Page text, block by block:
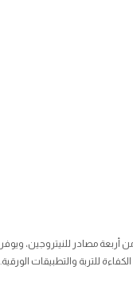
من أربعة مصادر للنيتروجين، ويوفر
للتربة والتطبيقات الورقية.